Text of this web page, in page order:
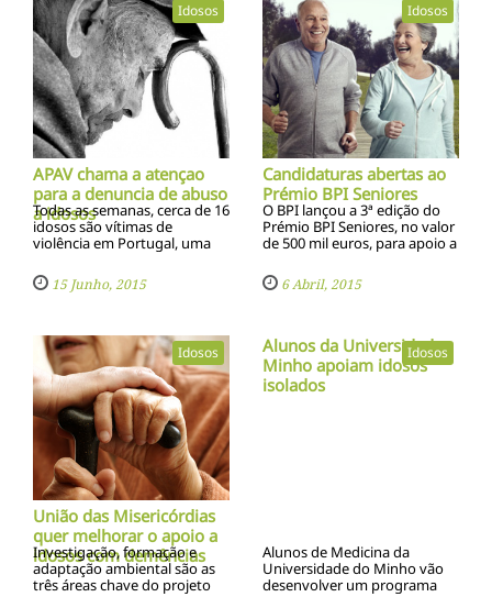
Idosos
APAV chama a atençao
para a denuncia de abuso
a idosos
Todas as semanas, cerca de 16
idosos são ví­timas de
violência em Portugal, uma
Associação Portuguesa de
Apoio à Ví­tima é um crime
15 Junho, 2015
Idosos
Candidaturas abertas ao
Prémio BPI Seniores
O BPI lançou a 3ª edição do
Prémio BPI Seniores, no valor
de 500 mil euros, para apoio a
melhoria da qualidade de vida
e o envelhecimento ativo
6 Abril, 2015
Idosos
União das Misericórdias
quer melhorar o apoio a
idosos com demências
Investigação, formação e
adaptação ambiental são as
três áreas chave do projeto
Idosos
Alunos da Universidade
Minho apoiam idosos
isolados
Alunos de Medicina da
Universidade do Minho vão
desenvolver um programa